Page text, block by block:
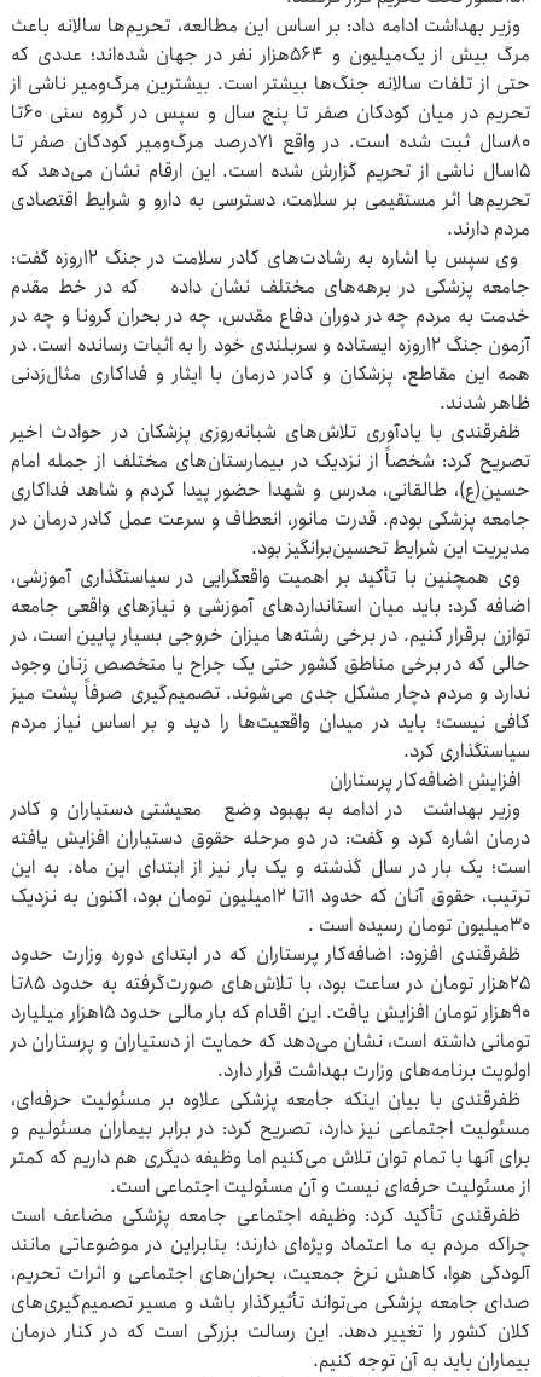
وزیر بهداشت ادامه داد: بر اساس این مطالعه، تحریم‌ها سالانه باعث
مرگ بیش از یک‌میلیون و ۵۶۴هزار نفر در جهان شده‌اند؛ عددی که
حتی از تلفات سالانه جنگ‌ها بیشتر است. بیشترین مرگ‌ومیر ناشی از
تحریم در میان کودکان صفر تا پنج سال و سپس در گروه سنی ۶۰تا
۸۰سال ثبت شده است. در واقع ۷۱درصد مرگ‌ومیر کودکان صفر تا
۱۵سال ناشی از تحریم گزارش شده است. این ارقام نشان می‌دهد که
تحریم‌ها اثر مستقیمی بر سلامت، دسترسی به دارو و شرایط اقتصادی
مردم دارند.
وی سپس با اشاره به رشادت‌های کادر سلامت در جنگ ۱۲روزه گفت:
جامعه پزشکی در برهه‌های مختلف نشان داده که در خط مقدم
خدمت به مردم چه در دوران دفاع مقدس، چه در بحران کرونا و چه در
آزمون جنگ ۱۲روزه ایستاده و سربلندی خود را به اثبات رسانده است. در
همه این مقاطع، پزشکان و کادر درمان با ایثار و فداکاری مثال‌زدنی
ظاهر شدند.
ظفرقندی با یادآوری تلاش‌های شبانه‌روزی پزشکان در حوادث اخیر
تصریح کرد: شخصاً از نزدیک در بیمارستان‌های مختلف از جمله امام
حسین(ع)، طالقانی، مدرس و شهدا حضور پیدا کردم و شاهد فداکاری
جامعه پزشکی بودم. قدرت مانور، انعطاف و سرعت عمل کادر درمان در
مدیریت این شرایط تحسین‌برانگیز بود.
وی همچنین با تأکید بر اهمیت واقعگرایی در سیاستگذاری آموزشی،
اضافه کرد: باید میان استانداردهای آموزشی و نیازهای واقعی جامعه
توازن برقرار کنیم. در برخی رشته‌ها میزان خروجی بسیار پایین است، در
حالی که در برخی مناطق کشور حتی یک جراح یا متخصص زنان وجود
ندارد و مردم دچار مشکل جدی می‌شوند. تصمیم‌گیری صرفاً پشت میز
کافی نیست؛ باید در میدان واقعیت‌ها را دید و بر اساس نیاز مردم
سیاستگذاری کرد.
افزایش اضافه‌کار پرستاران
وزیر بهداشت در ادامه به بهبود وضع معیشتی دستیاران و کادر
درمان اشاره کرد و گفت: در دو مرحله حقوق دستیاران افزایش یافته
است؛ یک بار در سال گذشته و یک بار نیز از ابتدای این ماه. به این
ترتیب، حقوق آنان که حدود ۱۱تا ۱۲میلیون تومان بود، اکنون به نزدیک
۳۰میلیون تومان رسیده است .
ظفرقندی افزود: اضافه‌کار پرستاران که در ابتدای دوره وزارت حدود
۲۵هزار تومان در ساعت بود، با تلاش‌های صورت‌گرفته به حدود ۸۵تا
۹۰هزار تومان افزایش یافت. این اقدام که بار مالی حدود ۱۵هزار میلیارد
تومانی داشته است، نشان می‌دهد که حمایت از دستیاران و پرستاران در
اولویت برنامه‌های وزارت بهداشت قرار دارد.
ظفرقندی با بیان اینکه جامعه پزشکی علاوه بر مسئولیت حرفه‌ای،
مسئولیت اجتماعی نیز دارد، تصریح کرد: در برابر بیماران مسئولیم و
برای آنها با تمام توان تلاش می‌کنیم اما وظیفه دیگری هم داریم که کمتر
از مسئولیت حرفه‌ای نیست و آن مسئولیت اجتماعی است.
ظفرقندی تأکید کرد: وظیفه اجتماعی جامعه پزشکی مضاعف است
چراکه مردم به ما اعتماد ویژه‌ای دارند؛ بنابراین در موضوعاتی مانند
آلودگی هوا، کاهش نرخ جمعیت، بحران‌های اجتماعی و اثرات تحریم،
صدای جامعه پزشکی می‌تواند تأثیرگذار باشد و مسیر تصمیم‌گیری‌های
کلان کشور را تغییر دهد. این رسالت بزرگی است که در کنار درمان
بیماران باید به آن توجه کنیم.